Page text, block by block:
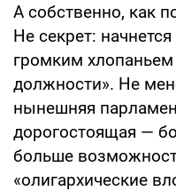
А собственно, как
Не секрет:
громким
должности». Не
нынешняя
дорогостоящая —
больше
«олигархические